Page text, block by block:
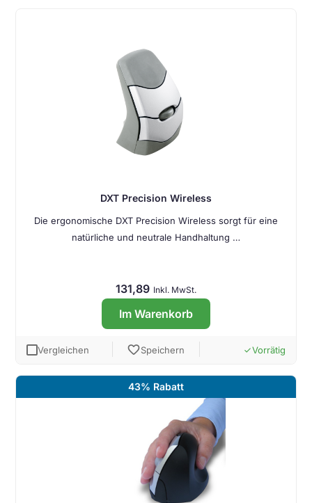
DXT Precision Wireless
Die ergonomische DXT Precision Wireless sorgt für eine
natürliche und neutrale Handhaltung …
131,89 Inkl. MwSt.
Im Warenkorb
Vergleichen favoriteSpeichern doneVorrätig
43% Rabatt